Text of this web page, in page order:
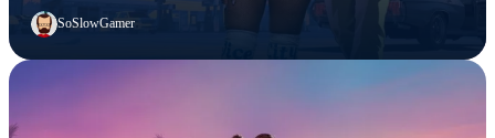
SoSlowGamer